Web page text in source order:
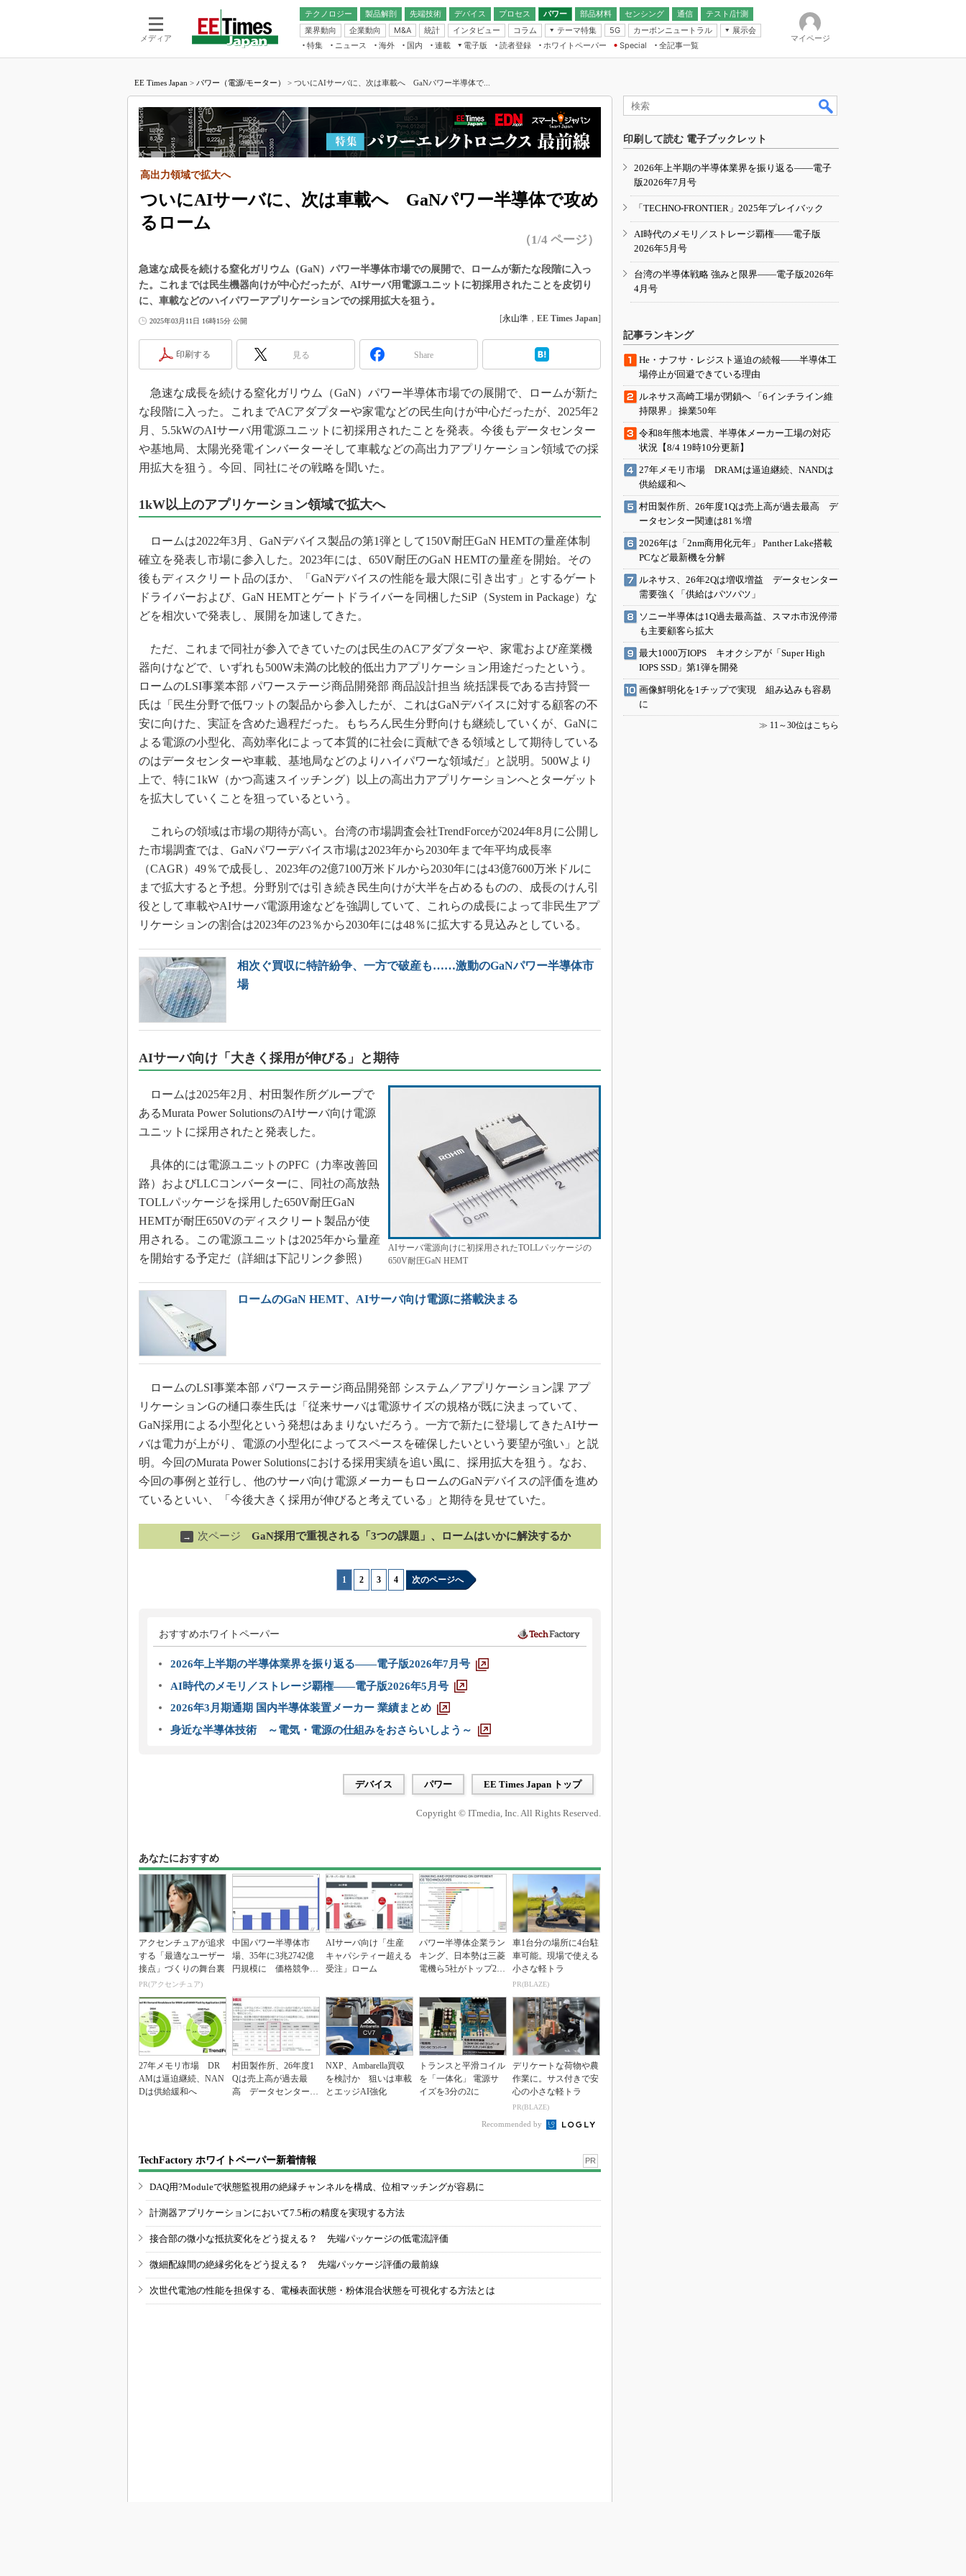
メディア
テクノロジー 製品解剖
先端技術
電池／エネルギー
デバイス
アナログ
マイコン
FPGA
プロセス パワー 部品材料 センシング
通信
無線
テスト/計測
業界動向
企業動向 M&A 統計 インタビュー コラム
テーマ特集
フィジカルAI
半導体後工程
読者調査（EE Times Research）
カーボンニュートラル
電源設計（EDN Japan）
5G カーボンニュートラル
展示会
IoT・エッジコンピューティング
EXPO
EdgeTech＋
TECHNO-FRONTIER
人とくるま展
特集 ニュース 海外 国内
連載
福田昭のデバイス通信
湯之上隆のナノフォーカス
大山聡の業界スコープ
大原雄介のエレ・組み込みプレイバ
学漂流記
この10年で起こったこと、次の10年
で起こること
製品分解で探るアジアの新トレンド
“異端児エンジニア”が仕掛けた社内
改革、執念の180日
JASA発IoT通信
IHSアナリスト「未来展望」
「英語に愛されないエンジニア」の
ための新行動論
電子版
電子ブックレット
読者登録 ホワイトペーパー
Special
全記事一覧
マイページ
EE Times Japan > パワー（電源/モーター） > ついにAIサーバに、次は車載へ GaNパワー半導体で...
ついにAIサーバに、次は車載へ GaNパワー半導体で攻め
るローム
高出力領域で拡大へ
（1/4 ページ）
急速な成長を続ける窒化ガリウム（GaN）パワー半導体市場での展開で、ロームが新たな段階に入っ
た。これまでは民生機器向けが中心だったが、AIサーバ用電源ユニットに初採用されたことを皮切り
に、車載などのハイパワーアプリケーションでの採用拡大を狙う。
2025年03月11日 16時15分 公開 [永山準 ， EE Times Japan]
印刷する 見る Share
急速な成長を続ける窒化ガリウム（GaN）パワー半導体市場での展開で、ロームが新た
な段階に入った。これまでACアダプターや家電などの民生向けが中心だったが、2025年2
月、5.5kWのAIサーバ用電源ユニットに初採用されたことを発表。今後もデータセンター
や基地局、太陽光発電インバーターそして車載などの高出力アプリケーション領域での採
用拡大を狙う。今回、同社にその戦略を聞いた。
1kW以上のアプリケーション領域で拡大へ
ロームは2022年3月、GaNデバイス製品の第1弾として150V耐圧GaN HEMTの量産体制
確立を発表し市場に参入した。2023年には、650V耐圧のGaN HEMTの量産を開始。その
後もディスクリート品のほか、「GaNデバイスの性能を最大限に引き出す」とするゲート
ドライバーおよび、GaN HEMTとゲートドライバーを同梱したSiP（System in Package）な
どを相次いで発表し、展開を加速してきた。
ただ、これまで同社が参入できていたのは民生のACアダプターや、家電および産業機
器向けなどで、いずれも500W未満の比較的低出力アプリケーション用途だったという。
ロームのLSI事業本部 パワーステージ商品開発部 商品設計担当 統括課長である吉持賢一
氏は「民生分野で低ワットの製品から参入したが、これはGaNデバイスに対する顧客の不
安に向けた、実証を含めた過程だった。もちろん民生分野向けも継続していくが、GaNに
よる電源の小型化、高効率化によって本質的に社会に貢献できる領域として期待している
のはデータセンターや車載、基地局などのよりハイパワーな領域だ」と説明。500Wより
上で、特に1kW（かつ高速スイッチング）以上の高出力アプリケーションへとターゲット
を拡大していくことを狙っているという。
これらの領域は市場の期待が高い。台湾の市場調査会社TrendForceが2024年8月に公開し
た市場調査では、GaNパワーデバイス市場は2023年から2030年まで年平均成長率
（CAGR）49％で成長し、2023年の2億7100万米ドルから2030年には43億7600万米ドルに
まで拡大すると予想。分野別では引き続き民生向けが大半を占めるものの、成長のけん引
役として車載やAIサーバ電源用途などを強調していて、これらの成長によって非民生アプ
リケーションの割合は2023年の23％から2030年には48％に拡大する見込みとしている。
相次ぐ買収に特許紛争、一方で破産も……激動のGaNパワー半導体市
場
AIサーバ向け「大きく採用が伸びる」と期待
AIサーバ電源向けに初採用されたTOLLパッケージの
650V耐圧GaN HEMT
ロームは2025年2月、村田製作所グループで
あるMurata Power SolutionsのAIサーバ向け電源
ユニットに採用されたと発表した。
具体的には電源ユニットのPFC（力率改善回
路）およびLLCコンバーターに、同社の高放熱
TOLLパッケージを採用した650V耐圧GaN
HEMTが耐圧650Vのディスクリート製品が使
用される。この電源ユニットは2025年から量産
を開始する予定だ（詳細は下記リンク参照）
ロームのGaN HEMT、AIサーバ向け電源に搭載決まる
ロームのLSI事業本部 パワーステージ商品開発部 システム／アプリケーション課 アプ
リケーションGの樋口泰生氏は「従来サーバは電源サイズの規格が既に決まっていて、
GaN採用による小型化という発想はあまりないだろう。一方で新たに登場してきたAIサー
バは電力が上がり、電源の小型化によってスペースを確保したいという要望が強い」と説
明。今回のMurata Power Solutionsにおける採用実績を追い風に、採用拡大を狙う。なお、
今回の事例と並行し、他のサーバ向け電源メーカーもロームのGaNデバイスの評価を進め
ているといい、「今後大きく採用が伸びると考えている」と期待を見せていた。
→ 次ページ GaN採用で重視される「3つの課題」、ロームはいかに解決するか
1 2 3 4 次のページへ
おすすめホワイトペーパー
2026年上半期の半導体業界を振り返る――電子版2026年7月号
AI時代のメモリ／ストレージ覇権――電子版2026年5月号
2026年3月期通期 国内半導体装置メーカー 業績まとめ
身近な半導体技術 ～電気・電源の仕組みをおさらいしよう～
デバイス パワー EE Times Japan トップ
Copyright © ITmedia, Inc. All Rights Reserved.
あなたにおすすめ
アクセンチュアが追求
する「最適なユーザー
接点」づくりの舞台裏
PR(アクセンチュア)
中国パワー半導体市
場、35年に3兆2742億
円規模に 価格競争さ
AIサーバ向け「生産
キャパシティー超える
受注」ローム
パワー半導体企業ラン
キング、日本勢は三菱
電機ら5社がトップ20
車1台分の場所に4台駐
車可能。現場で使える
小さな軽トラ
PR(BLAZE)
27年メモリ市場 DR
AMは逼迫継続、NAN
Dは供給緩和へ
村田製作所、26年度1
Qは売上高が過去最
高 データセンター関
NXP、Ambarella買収
を検討か 狙いは車載
とエッジAI強化
トランスと平滑コイル
を「一体化」 電源サ
イズを3分の2に
デリケートな荷物や農
作業に。サス付きで安
心の小さな軽トラ
PR(BLAZE)
Recommended by
TechFactory ホワイトペーパー新着情報 PR
DAQ用?Moduleで状態監視用の絶縁チャンネルを構成、位相マッチングが容易に
計測器アプリケーションにおいて7.5桁の精度を実現する方法
接合部の微小な抵抗変化をどう捉える？ 先端パッケージの低電流評価
微細配線間の絶縁劣化をどう捉える？ 先端パッケージ評価の最前線
次世代電池の性能を担保する、電極表面状態・粉体混合状態を可視化する方法とは
印刷して読む 電子ブックレット
2026年上半期の半導体業界を振り返る――電子
版2026年7月号
「TECHNO-FRONTIER」2025年プレイバック
AI時代のメモリ／ストレージ覇権――電子版
2026年5月号
台湾の半導体戦略 強みと限界――電子版2026年
4月号
記事ランキング
He・ナフサ・レジスト逼迫の続報――半導体工
場停止が回避できている理由
ルネサス高崎工場が閉鎖へ 「6インチライン維
持限界」 操業50年
令和8年熊本地震、半導体メーカー工場の対応
状況【8/4 19時10分更新】
27年メモリ市場 DRAMは逼迫継続、NANDは
供給緩和へ
村田製作所、26年度1Qは売上高が過去最高 デ
ータセンター関連は81％増
2026年は「2nm商用化元年」 Panther Lake搭載
PCなど最新機を分解
ルネサス、26年2Qは増収増益 データセンター
需要強く「供給はパツパツ」
ソニー半導体は1Q過去最高益、スマホ市況停滞
も主要顧客ら拡大
最大1000万IOPS キオクシアが「Super High
IOPS SSD」第1弾を開発
画像鮮明化を1チップで実現 組み込みも容易
に
≫ 11～30位はこちら